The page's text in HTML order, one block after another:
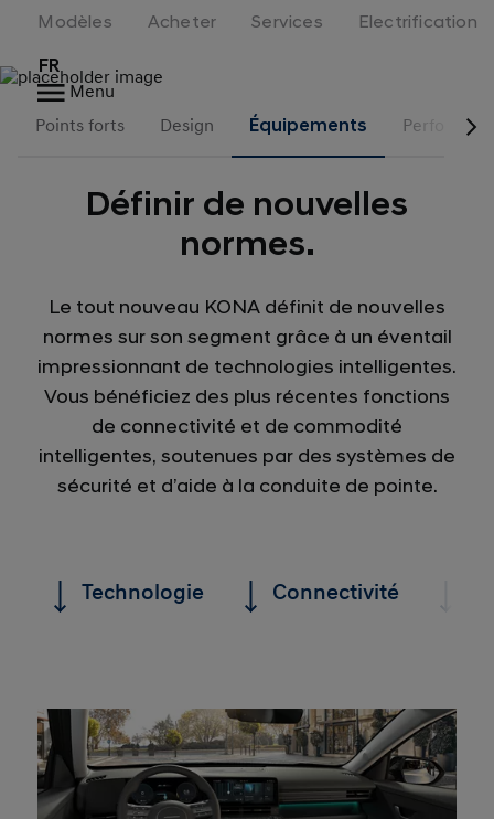
Modèles Acheter Services Electrification
FR
Menu
Points forts
Design Équipements
Définir de nouvelles
normes.
Le tout nouveau KONA définit de nouvelles
normes sur son segment grâce à un éventail
impressionnant de technologies intelligentes.
Vous bénéficiez des plus récentes fonctions
de connectivité et de commodité
intelligentes, soutenues par des systèmes de
sécurité et d’aide à la conduite de pointe.
Technologie Connectivité